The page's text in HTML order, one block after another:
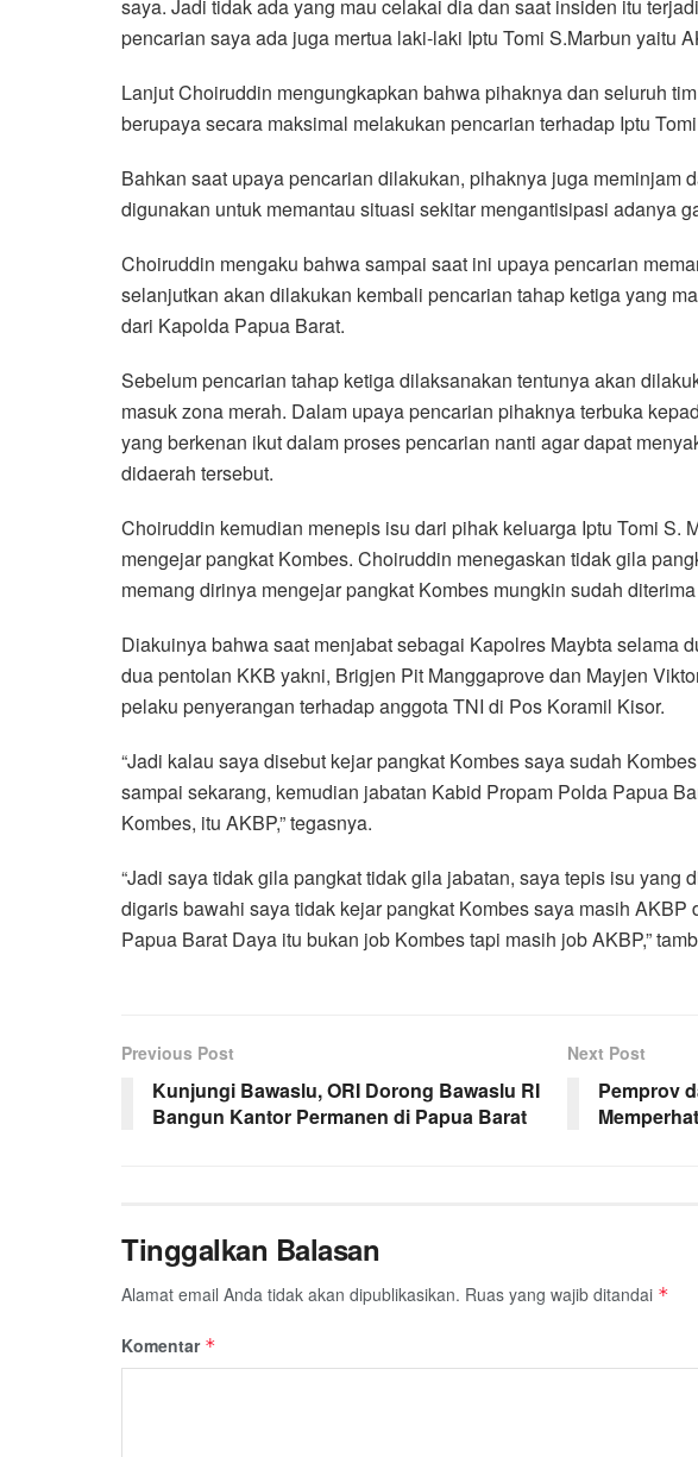
saya. Jadi tidak ada yang mau celakai dia dan saat insiden itu
pencarian saya ada juga mertua laki-laki Iptu Tomi S.Marbun yaitu
Lanjut Choiruddin mengungkapkan bahwa pihaknya dan seluruh
berupaya secara maksimal melakukan pencarian terhadap Iptu
Bahkan saat upaya pencarian dilakukan, pihaknya juga meminjam
digunakan untuk memantau situasi sekitar mengantisipasi adanya
Choiruddin mengaku bahwa sampai saat ini upaya pencarian
selanjutkan akan dilakukan kembali pencarian tahap ketiga yang
dari Kapolda Papua Barat.
Sebelum pencarian tahap ketiga dilaksanakan tentunya akan
masuk zona merah. Dalam upaya pencarian pihaknya terbuka
yang berkenan ikut dalam proses pencarian nanti agar dapat
didaerah tersebut.
Choiruddin kemudian menepis isu dari pihak keluarga Iptu Tomi S.
mengejar pangkat Kombes. Choiruddin menegaskan tidak gila
memang dirinya mengejar pangkat Kombes mungkin sudah
Diakuinya bahwa saat menjabat sebagai Kapolres Maybta selama
dua pentolan KKB yakni, Brigjen Pit Manggaprove dan Mayjen
pelaku penyerangan terhadap anggota TNI di Pos Koramil Kisor.
“Jadi kalau saya disebut kejar pangkat Kombes saya sudah
sampai sekarang, kemudian jabatan Kabid Propam Polda Papua
Kombes, itu AKBP,” tegasnya.
“Jadi saya tidak gila pangkat tidak gila jabatan, saya tepis isu yang
digaris bawahi saya tidak kejar pangkat Kombes saya masih
Papua Barat Daya itu bukan job Kombes tapi masih job AKBP,”
Previous Post
Kunjungi Bawaslu, ORI Dorong Bawaslu RI
Bangun Kantor Permanen di Papua Barat
Next Post
Pemprov
Tinggalkan Balasan
Alamat email Anda tidak akan dipublikasikan. Ruas yang wajib ditandai *
Komentar *